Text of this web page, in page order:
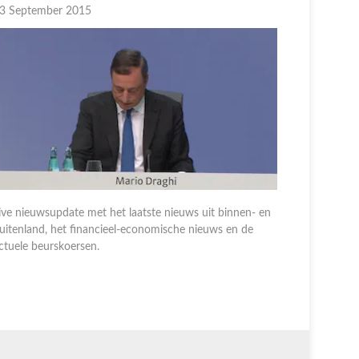
September 2015
nieuwsupdate met het laatste nieuws uit binnen- en
het financieel-economische nieuws en de